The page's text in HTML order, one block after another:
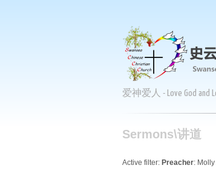
爱神爱人 - Love God and
Sermons\讲道
Active filter: Preacher: